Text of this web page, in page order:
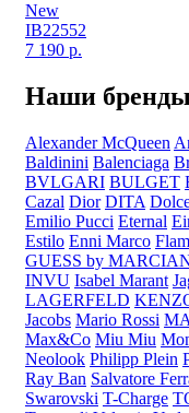
New
IB22552
7 190 р.
Наши бренды
Alexander McQueen
Baldinini Balenciaga
BVLGARI BULGET
Cazal Dior DITA
Emilio Pucci Eternal
Estilo Enni Marco
GUESS by
INVU Isabel Marant
LAGERFELD
Jacobs Mario Rossi
Max&Co Miu Miu
Neolook Philipp Plein
Ray Ban Salvatore
Swarovski T-Charge